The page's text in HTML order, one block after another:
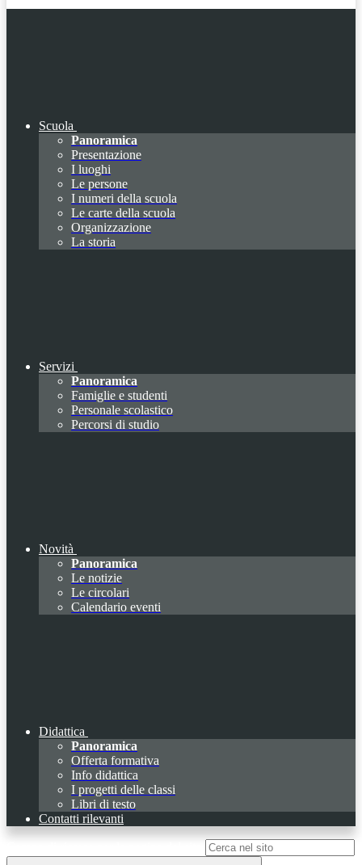
Scuola
Panoramica
Presentazione
I luoghi
Le persone
I numeri della scuola
Le carte della scuola
Organizzazione
La storia
Servizi
Panoramica
Famiglie e studenti
Personale scolastico
Percorsi di studio
Novità
Panoramica
Le notizie
Le circolari
Calendario eventi
Didattica
Panoramica
Offerta formativa
Info didattica
I progetti delle classi
Libri di testo
Contatti rilevanti